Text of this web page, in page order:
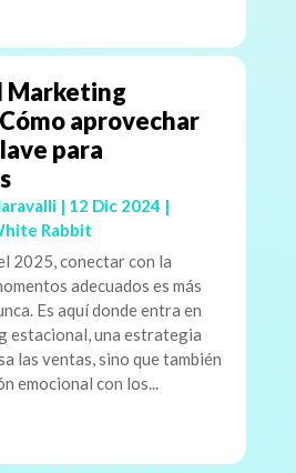
Marketing
aprovechar
para
| 12 Dic 2024 |
Rabbit
2025, conectar con la
adecuados es más
Es aquí donde entra en
estacional, una estrategia
las ventas, sino que también
emocional con los...